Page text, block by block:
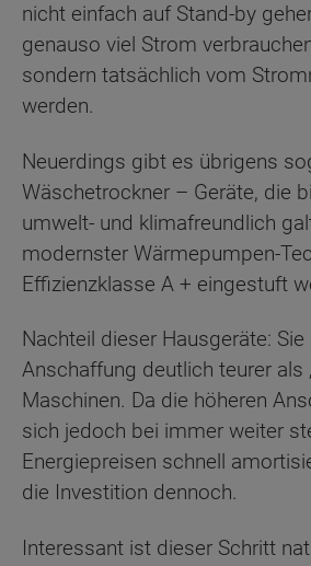
nicht einfach auf Stand-by
genauso viel Strom
sondern tatsächlich vom
werden.
Neuerdings gibt es übrigens
Wäschetrockner – Geräte, die
umwelt- und klimafreundlich
modernster Wärmepumpen-
Effizienzklasse A + eingestuft
Nachteil dieser Hausgeräte:
Anschaffung deutlich teurer als
Maschinen. Da die höheren
sich jedoch bei immer weiter
Energiepreisen schnell
die Investition dennoch.
Interessant ist dieser Schritt